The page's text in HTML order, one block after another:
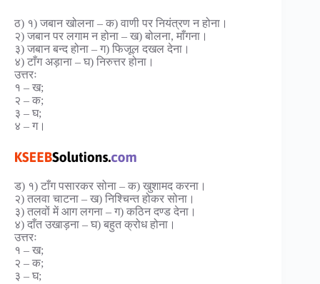
ठ) १) जबान खोलना – क) वाणी पर नियंत्रण न होना।
२) जबान पर लगाम न होना – ख) बोलना, माँगना।
३) जबान बन्द होना – ग) फिजूल दखल देना।
४) टाँग अड़ाना – घ) निरुत्तर होना।
उत्तरः
१ – ख;
२ – क;
३ – घ;
४ – ग।
ड) १) टाँग पसारकर सोना – क) खुशामद करना।
२) तलवा चाटना – ख) निश्चिन्त होकर सोना।
३) तलवों में आग लगना – ग) कठिन दण्ड देना।
४) दाँत उखाड़ना – घ) बहुत क्रोध होना।
उत्तरः
१ – ख;
२ – क;
३ – घ;